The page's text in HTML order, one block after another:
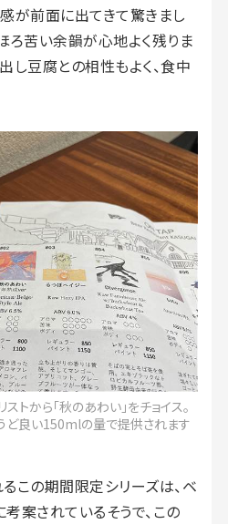
が前面に出てきて驚きまし
ろ苦い余韻が心地よく残りま
し豆腐との相性もよく、食中
トから「秋のあわい」をチョイス。
ど良い150mlの量で提供されます
この期間限定シリーズは、ベ
案されているそうで、この